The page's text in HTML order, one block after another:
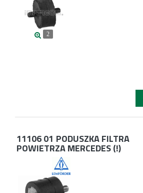
2
11106 01 PODUSZKA FILTRA
POWIETRZA MERCEDES (!)